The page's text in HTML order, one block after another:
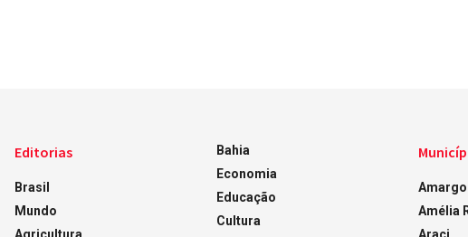
Editorias
Brasil
Mundo
Agricultura
Bahia
Economia
Educação
Cultura
Amélia
Araci